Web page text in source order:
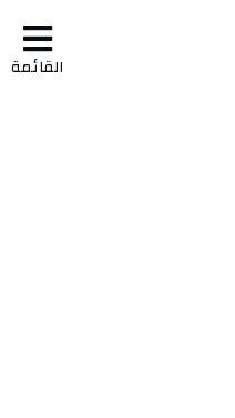
القائمة